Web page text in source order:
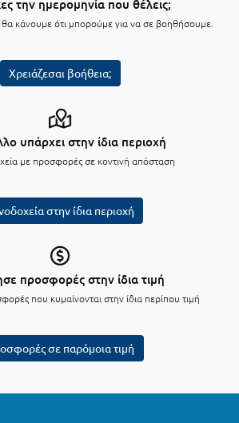
την ημερομηνία που θέλεις;
θα κάνουμε ότι μπορούμε για να σε βοηθήσουμε.
Χρειάζεσαι βοήθεια;
υπάρχει στην ίδια περιοχή
με προσφορές σε κοντινή απόσταση
στην ίδια περιοχή
προσφορές στην ίδια τιμή
που κυμαίνονται στην ίδια περίπου τιμή
σε παρόμοια τιμή